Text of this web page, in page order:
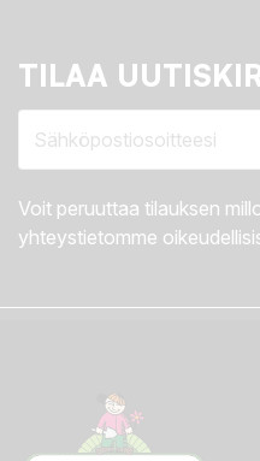
TILAA
Voit peruuttaa tilauksen
yhteystietomme